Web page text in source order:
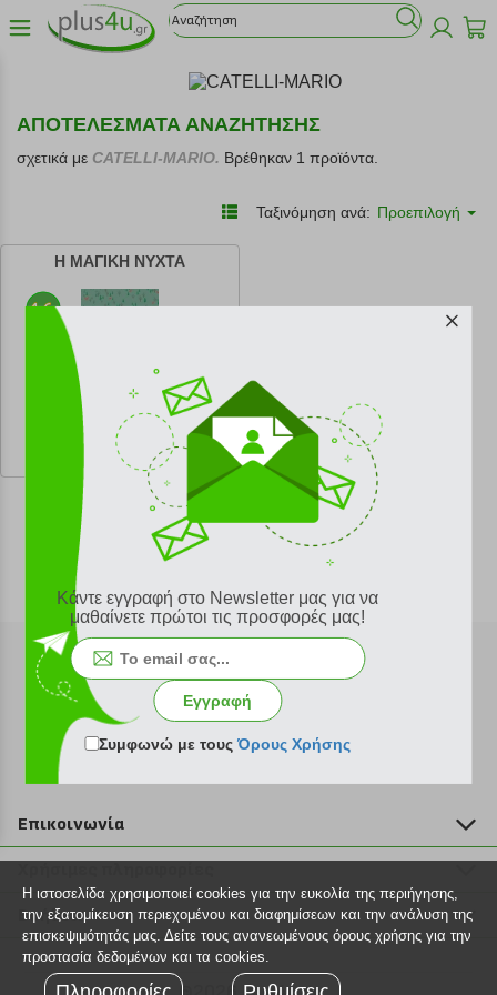
ΑΠΟΤΕΛΕΣΜΑΤΑ ΑΝΑΖΗΤΗΣΗΣ
σχετικά με CATELLI-MARIO. Βρέθηκαν 1 προϊόντα.
Ταξινόμηση ανά: Προεπιλογή
Η ΜΑΓΙΚΗ ΝΥΧΤΑ
κωδ. 108202620
10.71 €
Ελάχιστη 30 ημερών 11.90 €
Προτεινόμενη λιανική 11.90 €
Εγγραφή στο newsletter
Επικοινωνία
211 2000 700
info@plus4u.gr
Η εταιρία
Σημεία παραλαβής
Ευκαιρίες καριέρας
Βοήθεια
Εξέλιξη παραγγελίας
Τρόποι παραγγελίας
Κάντε εγγραφή στο Newsletter μας για να
μαθαίνετε πρώτοι τις προσφορές μας!
Εγγραφή
Συμφωνώ με τουςΌρους Χρήσης
Η ιστοσελίδα χρησιμοποιεί cookies για την ευκολία της περιήγησης,
την εξατομίκευση περιεχομένου και διαφημίσεων και την ανάλυση της
επισκεψιμότητάς μας. Δείτε τους ανανεωμένους όρους χρήσης για την
προστασία δεδομένων και τα cookies.